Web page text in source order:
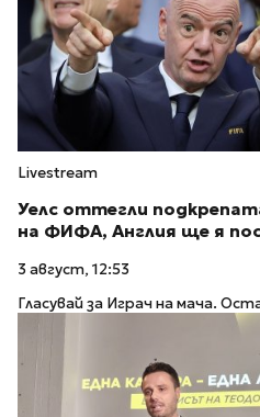
Livestream
Уелс оттегли
на ФИФА, Англия ще я
3 август, 12:53
Гласувай за Играч на мача.